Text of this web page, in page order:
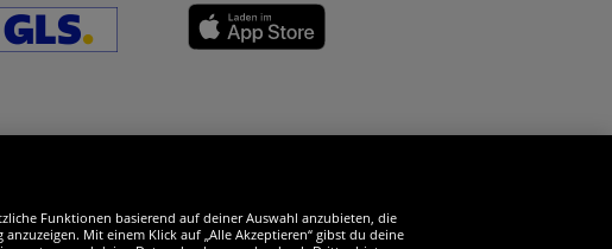
Funktionen basierend auf deiner Auswahl anzubieten, die
Mit einem Klick auf „Alle Akzeptieren“ gibst du deine